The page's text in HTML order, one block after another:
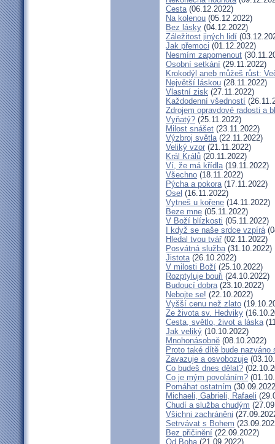
Cesta(06.12.2022)
Na kolenou (05.12.2022)
Bez lásky (04.12.2022)
Záležitost jiných lidí
Jak přemoci (01.12.2022)
Nesmím zapomenout
Osobní setkání (29.11.2022)
Krokodýl aneb můžeš růst:
Největší láskou (28.11.2022)
Vlastní zisk (27.11.2022)
Každodenní všedností
Zdrojem opravdové radosti a
Vyňatý? (25.11.2022)
Milost snášet (23.11.2022)
Výzbroj světla(22.11.2022)
Veliký vzor (21.11.2022)
Král Králů (20.11.2022)
Ví, že má křídla(19.11.2022)
Všechno (18.11.2022)
Pýcha a pokora(17.11.2022)
Osel (16.11.2022)
Vytneš u kořene (14.11.2022)
Beze mne (05.11.2022)
V Boží blízkosti (05.11.2022)
I když se naše srdce vzpírá
Hledal tvou tvář(02.11.2022)
Posvátná služba(31.10.2022)
Jistota(26.10.2022)
V milosti Boží (25.10.2022)
Rozptyluje bouři (24.10.2022)
Budoucí dobra(23.10.2022)
Nebojte se! (22.10.2022)
Vyšší cenu než zlato
Ze života sv. Hedviky
Cesta, světlo, život a láska
Jak veliký (10.10.2022)
Mnohonásobně (08.10.2022)
Proto také dítě bude
Zavazuje a osvobozuje
Co budeš dnes dělat?
Co je mým povoláním?
Pomáhat ostatním
Michaeli, Gabrieli, Rafaeli
Chudí a služba chudým
Všichni zachráněni
Setrvávat s Bohem
Bez přičinění (22.09.2022)
Od Boha(21.09.2022)